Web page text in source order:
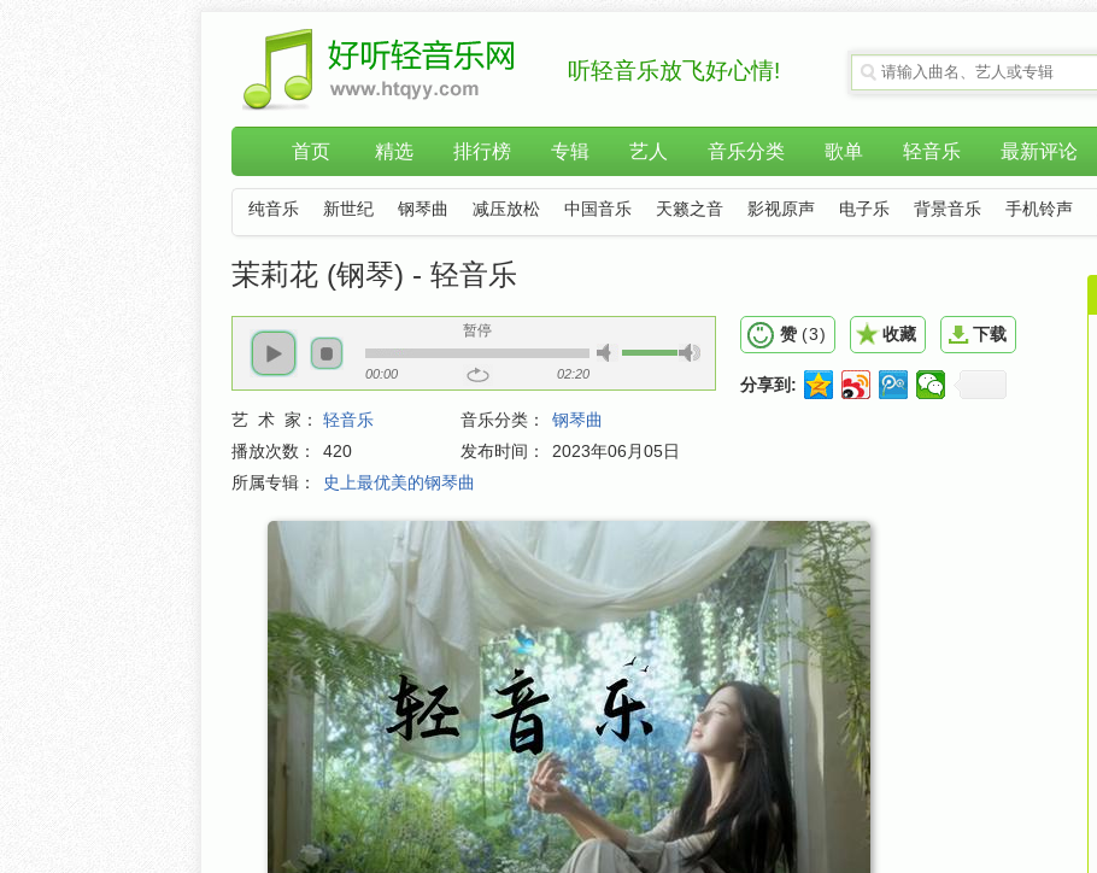
听轻音乐放飞好心情!
首页 精选 排行榜 专辑 艺人 音乐分类 歌单 轻音乐 最新评论
纯音乐 新世纪 钢琴曲 减压放松 中国音乐 天籁之音 影视原声 电子乐 背景音乐 手机铃声
茉莉花 (钢琴) - 轻音乐
暂停
00:00 02:20
艺 术 家： 轻音乐 音乐分类：
钢琴曲
播放次数：
420 发布时间：
2023年06月05日
所属专辑：
史上最优美的钢琴曲
赞 (3) 收藏 下载
分享到: